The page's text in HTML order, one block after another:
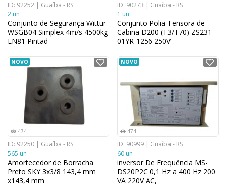
ID: 92252 | Guaíba - RS
2 un
Conjunto de Segurança Wittur
WSGB04 Simplex 4m/s 4500kg
EN81 Pintad
ID: 90273 | Guaíba - RS
1 un
Conjunto Polia Tensora de
Cabina D200 (T3/T70) ZS231-
01YR-1256 250V
NOVO
474
ID: 92250 | Guaíba - RS
565 un
Amortecedor de Borracha
Preto SKY 3x3/8 143,4 mm
x143,4 mm
NOVO
474
ID: 90999 | Guaíba - RS
60 un
inversor De Frequência MS-
DS20P2C 0,1 Hz a 400 Hz 200
VA 220V AC,